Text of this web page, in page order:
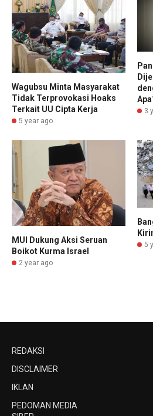
Wagubsu Minta Masyarakat
Tidak Terprovokasi Hoaks
Terkait UU Cipta Kerja
5 year ago
3
MUI Dukung Aksi Seruan
Boikot Kurma Israel
2 year ago
5
REDAKSI
DISCLAIMER
IKLAN
PEDOMAN MEDIA